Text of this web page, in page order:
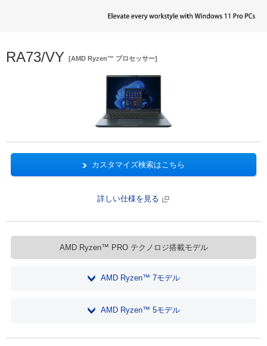
RA73/VY [AMD Ryzen™ プロセッサー]
カスタマイズ検索はこちら
詳しい仕様を見る
AMD Ryzen™ PRO テクノロジ搭載モデル
AMD Ryzen™ 7モデル
AMD Ryzen™ 5モデル